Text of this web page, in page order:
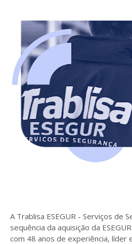
A Trablisa ESEGUR - Serviços de
sequência da aquisição da
com 48 anos de experiência, líder